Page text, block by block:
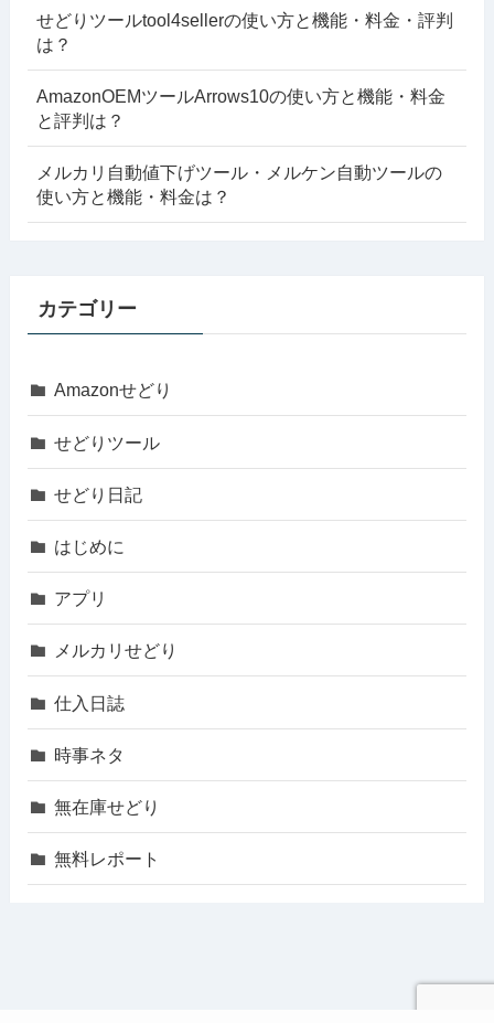
せどりツールtool4sellerの使い方と機能・料金・評判
は？
AmazonOEMツールArrows10の使い方と機能・料金
と評判は？
メルカリ自動値下げツール・メルケン自動ツールの
使い方と機能・料金は？
カテゴリー
Amazonせどり
せどりツール
せどり日記
はじめに
アプリ
メルカリせどり
仕入日誌
時事ネタ
無在庫せどり
無料レポート